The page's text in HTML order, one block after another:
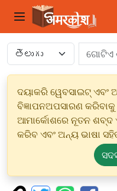
ଦୟାକରି ୱେବସାଇଟ୍
ବିଜ୍ଞାପନଅପସାରଣ
ଆମାର୍କୋଶରେ ନୂତନ ଶବ୍ଦ
କରିବ ଏବଂ ଅନ୍ୟ ଭାଷା